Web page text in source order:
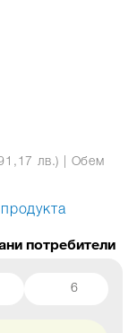
лв.) | Обем
6